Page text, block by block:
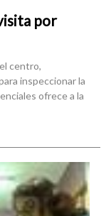
por
centro,
inspeccionar la
ofrece a la